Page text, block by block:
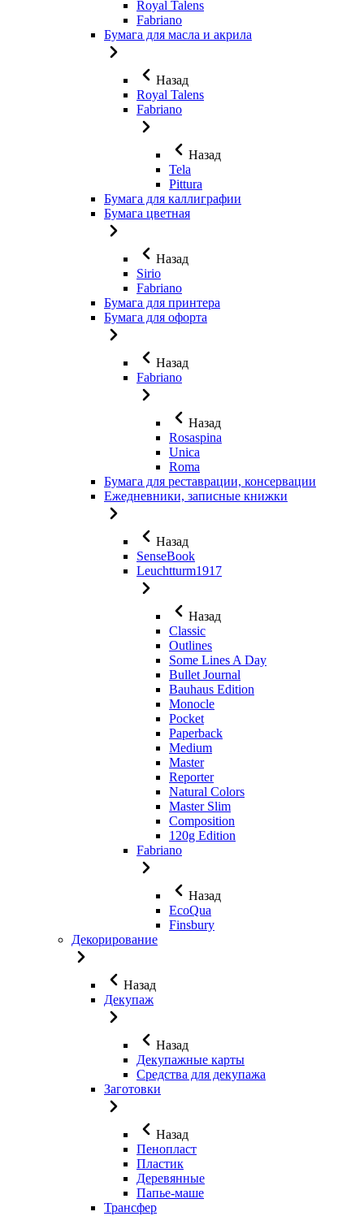
Royal Talens
Fabriano
Бумага для масла и акрила
Назад
Royal Talens
Fabriano
Назад
Tela
Pittura
Бумага для каллиграфии
Бумага цветная
Назад
Sirio
Fabriano
Бумага для принтера
Бумага для офорта
Назад
Fabriano
Назад
Rosaspina
Unica
Roma
Бумага для реставрации, консервации
Ежедневники, записные книжки
Назад
SenseBook
Leuchtturm1917
Назад
Classic
Outlines
Some Lines A Day
Bullet Journal
Bauhaus Edition
Monocle
Pocket
Paperback
Medium
Master
Reporter
Natural Colors
Master Slim
Composition
120g Edition
Fabriano
Назад
EcoQua
Finsbury
Декорирование
Назад
Декупаж
Назад
Декупажные карты
Средства для декупажа
Заготовки
Назад
Пенопласт
Пластик
Деревянные
Папье-маше
Трансфер